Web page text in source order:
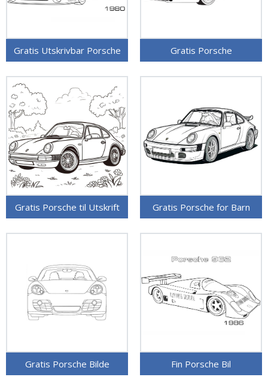
Gratis Utskrivbar Porsche Gratis Porsche
Gratis Porsche til Utskrift Gratis Porsche for Barn
Gratis Porsche Bilde Fin Porsche Bil